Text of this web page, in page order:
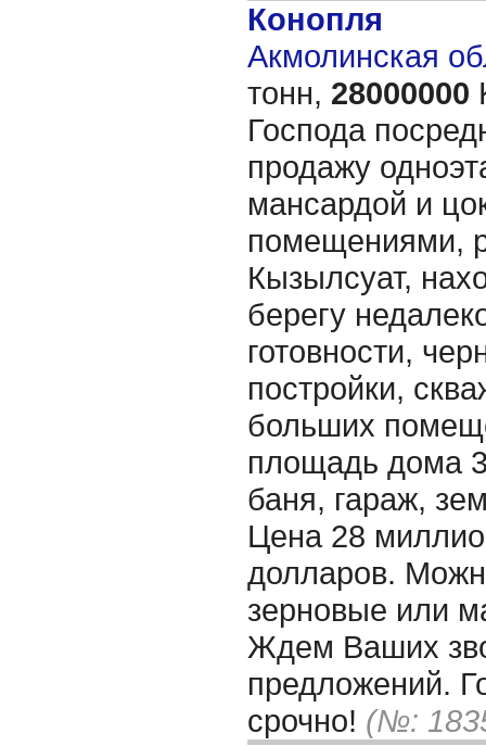
Конопля
Акмолинская
тонн, 28000000
Господа
продажу
мансардой и
помещениями,
Кызылсуат,
берегу
готовности,
постройки,
больших
площадь дома
баня, гараж,
Цена 28
долларов.
зерновые или
Ждем Ваших
предложений.
срочно! (№: